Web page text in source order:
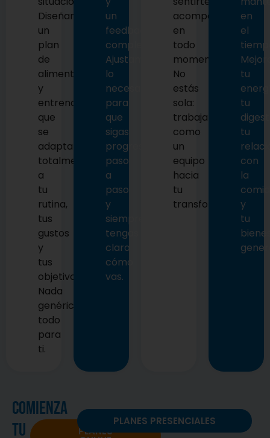
PLANES
PLANES PRESENCIALES
Comienza
tu
Diseñamos
un
plan
de
alimentación
y
entrenamiento
que
se
adapta
totalmente
a
tu
rutina,
tus
gustos
y
tus
objetivos.
Nada
genérico,
todo
para
ti.
un
feedback
completo.
Ajustamos
lo
necesario
para
que
sigas
progresando
paso
a
paso
y
siempre
tengas
claro
cómo
vas.
acompañada
en
todo
momento.
No
estás
sola:
trabajamos
como
un
equipo
hacia
tu
transformación.
en
el
tu
tu
tu
con
la
y
tu